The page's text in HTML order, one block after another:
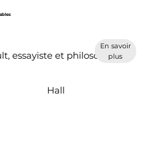
essayiste et philosophe
En savoir
plus
Hall